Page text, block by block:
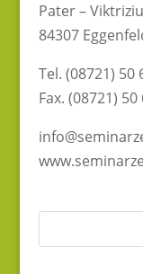
Pater –
84307
Tel. (08721) 50
Fax. (08721) 50